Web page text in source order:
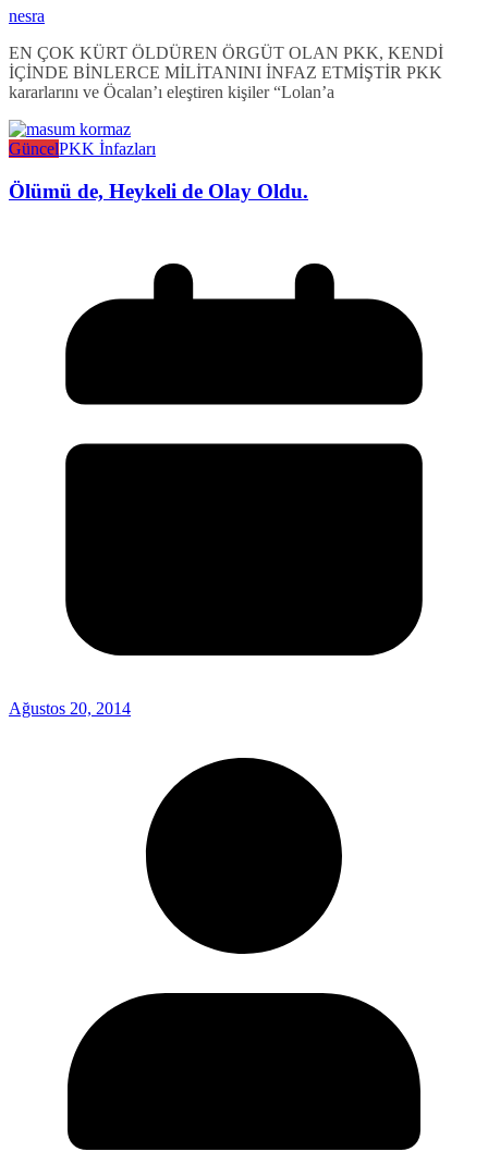
nesra
EN ÇOK KÜRT ÖLDÜREN ÖRGÜT OLAN PKK, KENDİ
İÇİNDE BİNLERCE MİLİTANINI İNFAZ ETMİŞTİR PKK
kararlarını ve Öcalan’ı eleştiren kişiler “Lolan’a
GüncelPKK İnfazları
Ölümü de, Heykeli de Olay Oldu.
Ağustos 20, 2014